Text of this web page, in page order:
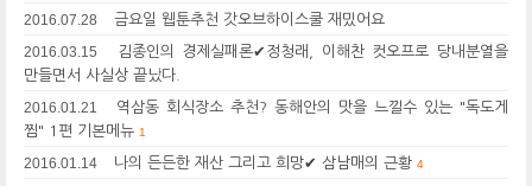
2016.07.28 금요일 웹툰추천 갓오브하이스쿨 재밌어요
2016.03.15
김종인의 경제실패론✔정청래, 이해찬 컷오프로 당내분열을
만들면서 사실상 끝났다.
2016.01.21
역삼동 회식장소 추천? 동해안의 맛을 느낄수 있는 "독도게
찜" 1편 기본메뉴 1
2016.01.14 나의 든든한 재산 그리고 희망✔ 삼남매의 근황 4